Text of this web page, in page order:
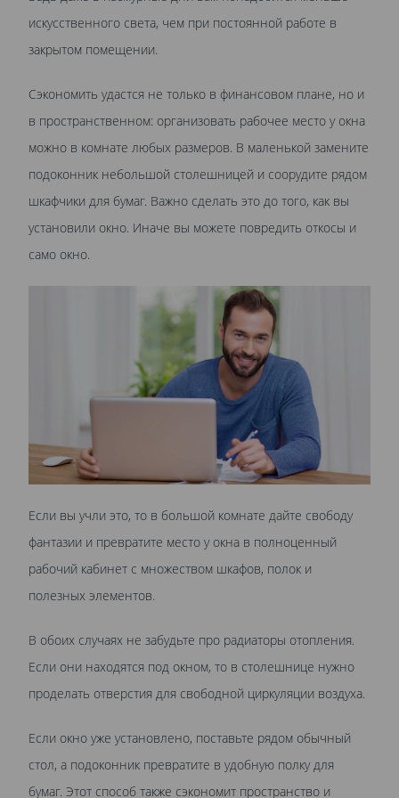
искусственного света, чем при постоянной работе в
закрытом помещении.
Сэкономить удастся не только в финансовом плане, но и
в пространственном: организовать рабочее место у окна
можно в комнате любых размеров. В маленькой замените
подоконник небольшой столешницей и соорудите рядом
шкафчики для бумаг. Важно сделать это до того, как вы
установили окно. Иначе вы можете повредить откосы и
само окно.
Если вы учли это, то в большой комнате дайте свободу
фантазии и превратите место у окна в полноценный
рабочий кабинет с множеством шкафов, полок и
полезных элементов.
В обоих случаях не забудьте про радиаторы отопления.
Если они находятся под окном, то в столешнице нужно
проделать отверстия для свободной циркуляции воздуха.
Если окно уже установлено, поставьте рядом обычный
стол, а подоконник превратите в удобную полку для
бумаг. Этот способ также сэкономит пространство и